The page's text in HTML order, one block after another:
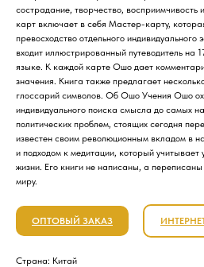
сострадание, творчество, восприимчивость
карт включает в себя Мастер-карту,
превосходство отдельного индивидуального
входит иллюстрированный путеводитель на
языке. К каждой карте Ошо дает
значения. Книга также предлагает
глоссарий символов. Об Ошо Учения Ошо
индивидуального поиска смысла до самых
политических проблем, стоящих сегодня
известен своим революционным вкладом в
и подходом к медитации, который
жизни. Его книги не написаны, а
миру.
ОПТОВЫЙ ЗАКАЗ
Страна: Китай